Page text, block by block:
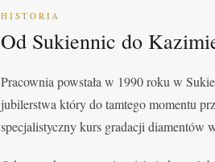
HISTORIA
Od Sukiennic do
Pracownia powstała w 1990 roku w
jubilerstwa który do tamtego momentu
specjalistyczny kurs gradacji diamentów